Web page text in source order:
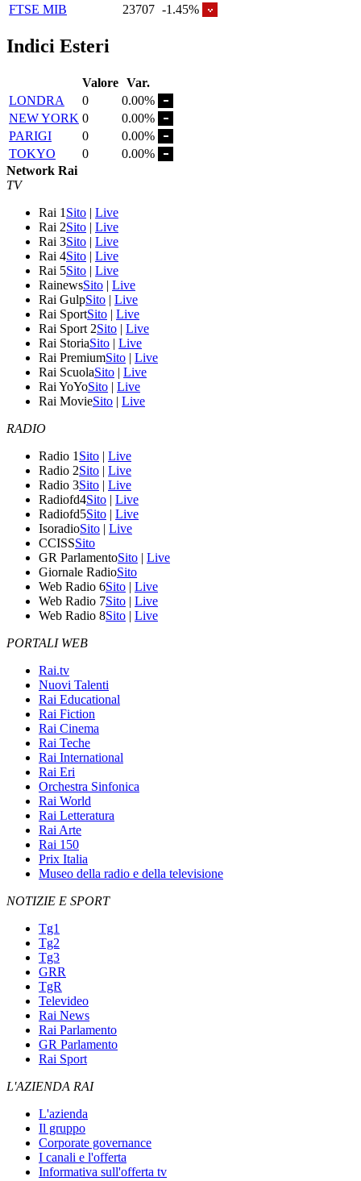
FTSE MIB
23707 -1.45%
Indici Esteri
Valore Var.
LONDRA
0
0.00%
NEW YORK 0
0.00%
PARIGI
0
0.00%
TOKYO
0
0.00%
Network Rai
TV
Rai 1 Sito | Live
Rai 2Sito | Live
Rai 3Sito | Live
Rai 4Sito | Live
Rai 5Sito | Live
RainewsSito | Live
Rai GulpSito | Live
Rai SportSito | Live
Rai Sport 2Sito | Live
Rai StoriaSito | Live
Rai PremiumSito | Live
Rai ScuolaSito | Live
Rai YoYoSito | Live
Rai MovieSito | Live
RADIO
Radio 1 Sito | Live
Radio 2Sito | Live
Radio 3Sito | Live
Radiofd4Sito | Live
Radiofd5Sito | Live
IsoradioSito | Live
CCISSSito
GR ParlamentoSito | Live
Giornale RadioSito
Web Radio 6Sito | Live
Web Radio 7Sito | Live
Web Radio 8Sito | Live
PORTALI WEB
Rai.tv
Nuovi Talenti
Rai Educational
Rai Fiction
Rai Cinema
Rai Teche
Rai International
Rai Eri
Orchestra Sinfonica
Rai World
Rai Letteratura
Rai Arte
Rai 150
Prix Italia
Museo della radio e della televisione
NOTIZIE E SPORT
Tg1
Tg2
Tg3
GRR
TgR
Televideo
Rai News
Rai Parlamento
GR Parlamento
Rai Sport
L'AZIENDA RAI
L'azienda
Il gruppo
Corporate governance
I canali e l'offerta
Informativa sull'offerta tv